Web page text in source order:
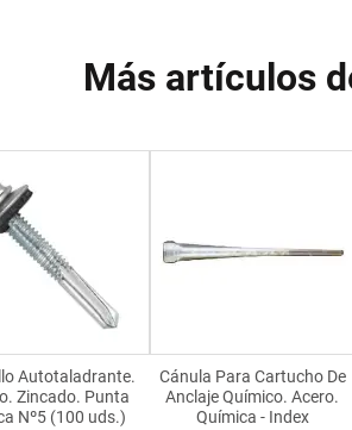
Más artículos
Autotaladrante.
Zincado. Punta
Nº5 (100 uds.)
Cánula Para Cartucho De
Anclaje Químico. Acero.
Química - Index